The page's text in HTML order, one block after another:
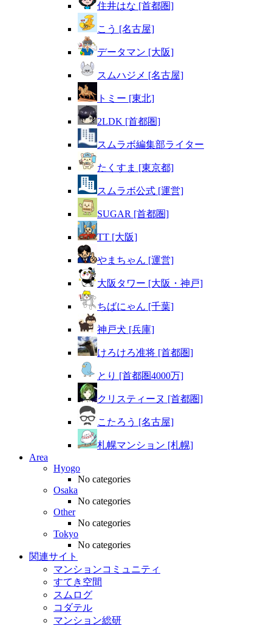
住井はな [首都圏]
こう [名古屋]
データマン [大阪]
スムハジメ [名古屋]
トミー [東北]
2LDK [首都圏]
スムラボ編集部ライター
たくすま [東京都]
スムラボ公式 [運営]
SUGAR [首都圏]
TT [大阪]
やまちゃん [運営]
大阪タワー [大阪・神戸]
ちばにゃん [千葉]
神戸犬 [兵庫]
けろけろ准将 [首都圏]
とり [首都圏4000万]
クリスティーヌ [首都圏]
こたろう [名古屋]
札幌マンション [札幌]
Area
Hyogo
No categories
Osaka
No categories
Other
No categories
Tokyo
No categories
関連サイト
マンションコミュニティ
すてき空間
スムログ
コダテル
マンション総研